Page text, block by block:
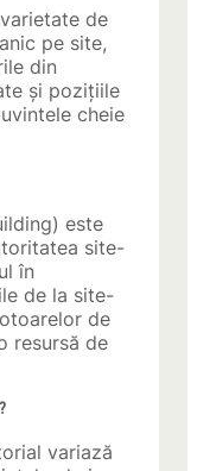
de
pe site,
din
și pozițiile
cheie
este
site-
în
de la site-
de
resursă de
variază